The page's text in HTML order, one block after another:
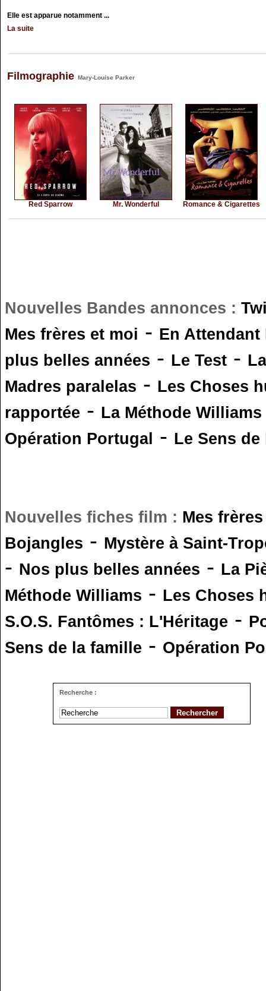
Elle est apparue notamment ...
La suite
Filmographie Mary-Louise Parker
Red Sparrow Mr. Wonderful Romance & Cigarettes
Nouvelles Bandes annonces :
Mes frères et moi - En
plus belles années - Le Test -
Madres paralelas - Les Choses
rapportée - La Méthode Williams
Opération Portugal - Le Sens
Nouvelles fiches film : Mes
Bojangles - Mystère à Saint-
- Nos plus belles années - La
Méthode Williams - Les Choses
S.O.S. Fantômes : L'Héritage -
Sens de la famille - Opération
Recherche :